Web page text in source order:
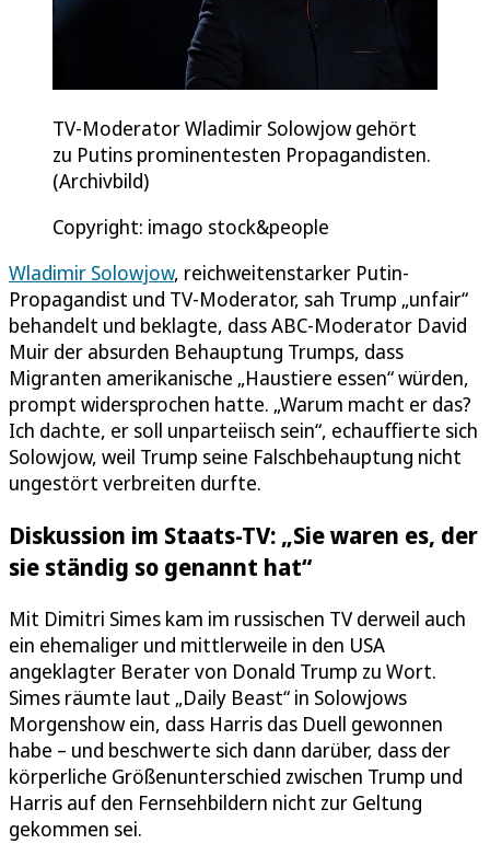
TV-Moderator Wladimir Solowjow gehört
zu Putins prominentesten Propagandisten.
(Archivbild)
Copyright: imago stock&people
Wladimir Solowjow, reichweitenstarker Putin-
Propagandist und TV-Moderator, sah Trump „unfair“
behandelt und beklagte, dass ABC-Moderator David
Muir der absurden Behauptung Trumps, dass
Migranten amerikanische „Haustiere essen“ würden,
prompt widersprochen hatte. „Warum macht er das?
Ich dachte, er soll unparteiisch sein“, echauffierte sich
Solowjow, weil Trump seine Falschbehauptung nicht
ungestört verbreiten durfte.
Diskussion im Staats-TV: „Sie waren es, der
sie ständig so genannt hat“
Mit Dimitri Simes kam im russischen TV derweil auch
ein ehemaliger und mittlerweile in den USA
angeklagter Berater von Donald Trump zu Wort.
Simes räumte laut „Daily Beast“ in Solowjows
Morgenshow ein, dass Harris das Duell gewonnen
habe – und beschwerte sich dann darüber, dass der
körperliche Größenunterschied zwischen Trump und
Harris auf den Fernsehbildern nicht zur Geltung
gekommen sei.